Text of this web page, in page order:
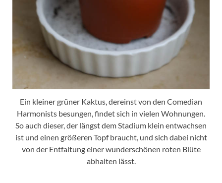
Ein kleiner grüner Kaktus, dereinst von den Comedian
Harmonists besungen, findet sich in vielen Wohnungen.
So auch dieser, der längst dem Stadium klein entwachsen
ist und einen größeren Topf braucht, und sich dabei nicht
von der Entfaltung einer wunderschönen roten Blüte
abhalten lässt.